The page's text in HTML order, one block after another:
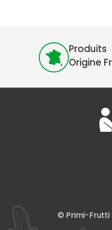
Produits
Origine
© Primi-Frutti